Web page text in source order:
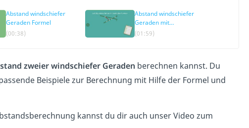
Abstand windschiefer
Geraden Formel
(00:38)
Abstand windschiefer
Geraden mit
laufenden Punkten
(01:59)
zweier windschiefer Geraden berechnen kannst. Du
Beispiele zur Berechnung mit Hilfe der Formel und
kannst du dir auch unser Video zum